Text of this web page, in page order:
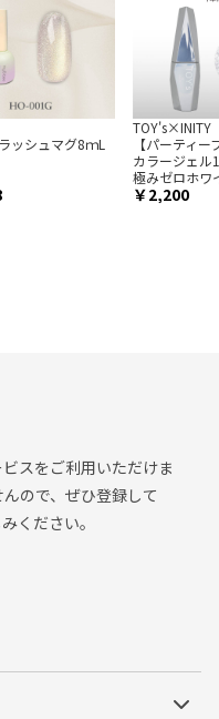
ッシュマグ8ｍL
TOY's×INITY
【パーティ
カラージェル
極みゼロホワ
2,200
スをご利用いただけま
ので、ぜひ登録して
ください。